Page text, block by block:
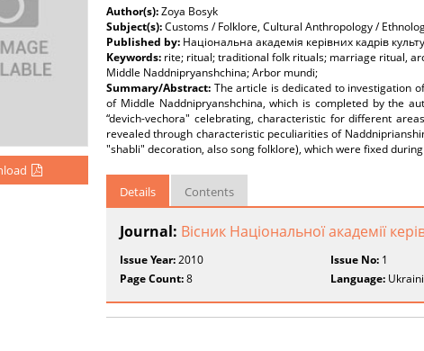
Author(s):Zoya Bosyk
Subject(s):Customs / Folklore, Cultural Anthropology /
Published by: Національна академія керівних кадрів
Keywords: rite; ritual; traditional folk rituals; marriage ritual,
Middle Naddnipryanshchina; Аrbor mundi;
Summary/Abstract: The article is dedicated to investigation
of Middle Naddnipryanshchina, which is completed by the
“devich-vechora" celebrating, characteristic for different
revealed through characteristic peculiarities of
"shabli" decoration, also song folklore), which were fixed
Details Contents
Journal: Вісник Національної академії
Issue Year:2010 Issue No: 1
Page Count:8 Language: